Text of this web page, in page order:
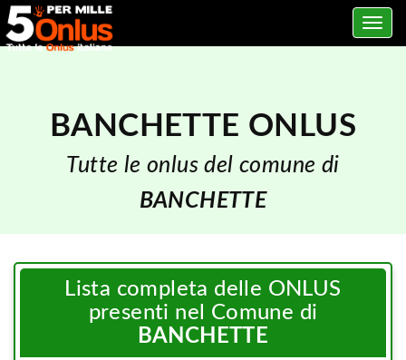
Toggle
BANCHETTE ONLUS
Tutte le onlus del comune di
BANCHETTE
Lista completa delle ONLUS
presenti nel Comune di
BANCHETTE